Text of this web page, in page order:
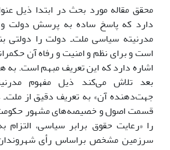
محقق مقاله مورد بحث در ابتدا ذیل
دارد که پاسخ ساده به پرسش
مدرنیته سیاسى ملت‌ـ دولت را دولتى
است و براى نظم و امنیت و رفاه آن
اشاره دارد که این تعریف مبهم است.
بعد تلاش مى‌کند ذیل مفهوم
جهت‌دهنده آن» به تعریف دقیق از ملت‌ـ
قسمت اصول و خصیصه‌هاى مشهور
را «رعایت حقوق برابر سیاسى، التزام
سرزمین مشخص براساس رأى